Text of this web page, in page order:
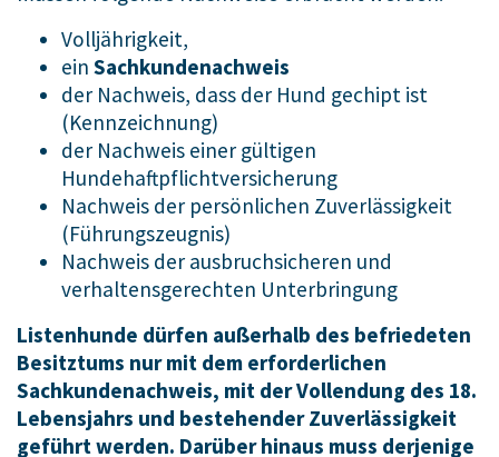
Volljährigkeit,
ein Sachkundenachweis
der Nachweis, dass der Hund gechipt ist
(Kennzeichnung)
der Nachweis einer gültigen
Hundehaftpflichtversicherung
Nachweis der persönlichen Zuverlässigkeit
(Führungszeugnis)
Nachweis der ausbruchsicheren und
verhaltensgerechten Unterbringung
Listenhunde dürfen außerhalb des befriedeten
Besitztums nur mit dem erforderlichen
Sachkundenachweis, mit der Vollendung des 18.
Lebensjahrs und bestehender Zuverlässigkeit
geführt werden. Darüber hinaus muss derjenige